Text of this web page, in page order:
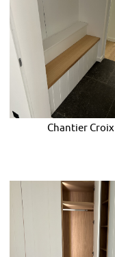
Chantier Croix